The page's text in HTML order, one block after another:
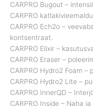
CARPRO Bugout –
CARPRO
CARPRO Ech2o –
kontsentraat.
CARPRO Elixir –
CARPRO Eraser –
CARPRO Hydro2 Foam –
CARPRO Hydro2 Lite –
CARPRO InnerQD –
CARPRO Inside – Naha